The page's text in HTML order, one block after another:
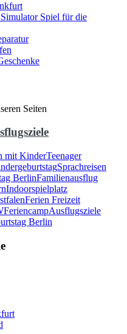
Spiel für die
Seiten
mit KinderTeenager
Sprachreisen
BerlinFamilienausflug
Indoorspielplatz
Ferien Freizeit
FeriencampAusflugsziele
Berlin